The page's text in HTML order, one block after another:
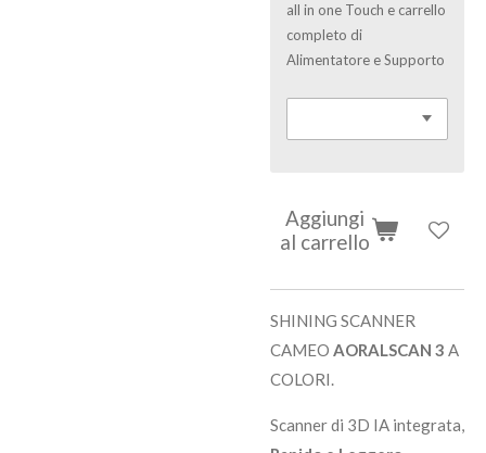
all in one Touch e carrello
completo di
Alimentatore e Supporto
Aggiungi
al carrello
SHINING SCANNER
CAMEO AORALSCAN 3 A
COLORI.
Scanner di 3D IA integrata,